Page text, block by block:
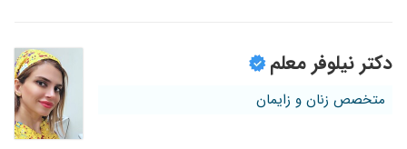
دکتر نیلوفر معلم
متخصص زنان و زایمان